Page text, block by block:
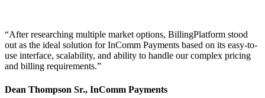
“After researching multiple market options, BillingPlatform stood
out as the ideal solution for InComm Payments based on its easy-to-
use interface, scalability, and ability to handle our complex pricing
and billing requirements.”
Dean Thompson Sr., InComm Payments